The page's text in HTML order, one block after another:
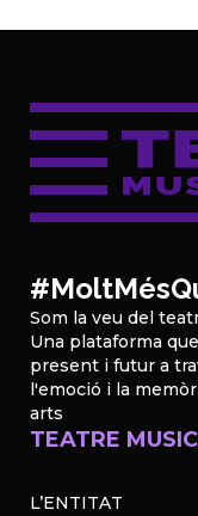
Som la veu del
Una plataforma
present i futur a
l'emoció i la
arts
TEATRE
L’ENTITAT